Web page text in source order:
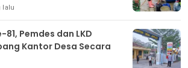
lalu
81, Pemdes dan LKD
Kantor Desa Secara